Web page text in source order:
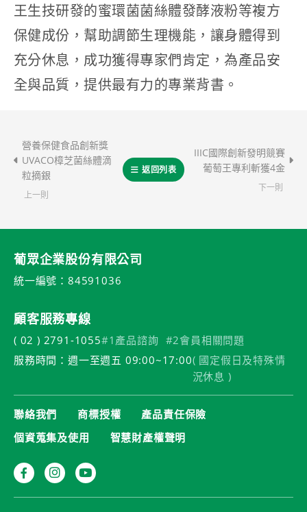
王生技研發的蜜環菌菌絲體發酵液粉等複方
保健成份，幫助調節生理機能，讓身體得到
充分休息，成功獲得專家們肯定，為產品安
全與品質，提供最有力的專業背書。
營養保健食品創新獎
UVACO樟芝菌絲體滴
粒摘銀
上一則
返回列表
IIIC國際創新發明競賽
葡萄王專利斬獲4金
下一則
葡眾企業股份有限公司
統一編號：84591036
顧客服務專線
( 02 ) 2791-1055#1產品諮詢 #2會員相關問題
服務時間：週一至週五 09:00~17:00( 國定假日及特殊情
況休息 )
聯絡我們 商標授權
產品責任保險
個資蒐集及使用
智慧財產權聲明